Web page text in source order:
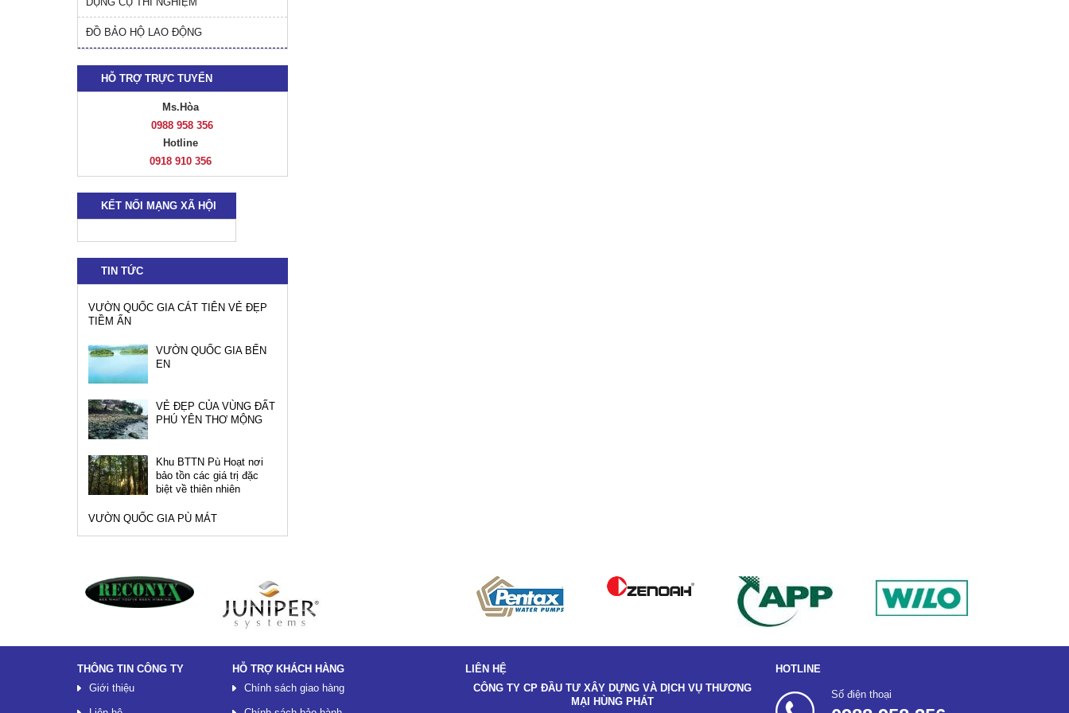
ĐỒ BẢO HỘ LAO ĐỘNG
HỖ TRỢ TRỰC TUYẾN
Ms.Hòa
0988 958 356
Hotline
0918 910 356
KẾT NỐI MẠNG XÃ HỘI
TIN TỨC
VƯỜN QUỐC GIA CÁT TIÊN VẺ ĐẸP
TIỀM ẨN
VƯỜN QUỐC GIA BẾN
EN
VẺ ĐẸP CỦA VÙNG ĐẤT
PHÚ YÊN THƠ MỘNG
Khu BTTN Pù Hoạt nơi
bảo tồn các giá trị đặc
biệt về thiên nhiên
VƯỜN QUỐC GIA PÙ MÁT
THÔNG TIN CÔNG TY
Giới thiệu
HỖ TRỢ KHÁCH HÀNG
Chính sách giao hàng
LIÊN HỆ
CÔNG TY CP ĐẦU TƯ XÂY DỰNG VÀ DỊCH VỤ THƯƠNG
MẠI HÙNG PHÁT
HOTLINE
Số điện thoại